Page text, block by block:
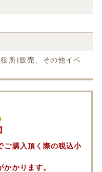
所)販売、その他イベ
ご購入頂く際の税込小
かります。